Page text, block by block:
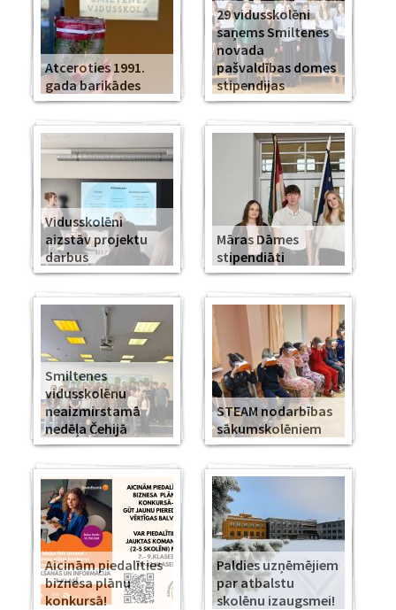
Atceroties 1991.
gada barikādes
29 vidusskolēni
saņems Smiltenes
novada
pašvaldības domes
stipendijas
Vidusskolēni
aizstāv projektu
darbus
Māras Dāmes
stipendiāti
Smiltenes
vidusskolēnu
neaizmirstamā
nedēļa Čehijā
STEAM nodarbības
sākumskolēniem
Aicinām piedalīties
biznesa plānu
konkursā!
Paldies uzņēmējiem
par atbalstu
skolēnu izaugsmei!